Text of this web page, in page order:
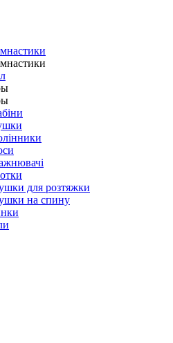
для розтяжки
на спину